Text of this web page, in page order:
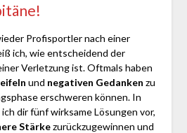
Profisportler nach einer
ich, wie entscheidend der
Verletzung ist. Oftmals haben
und negativen Gedanken zu
erschweren können. In
dir fünf wirksame Lösungen vor,
Stärkezurückzugewinnen und